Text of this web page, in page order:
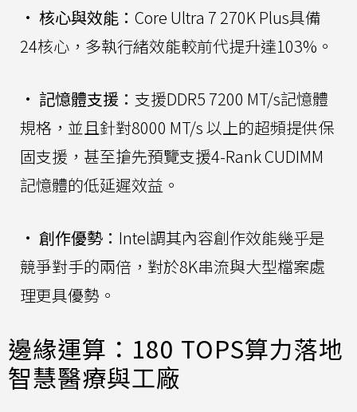
• 核心與效能： Core Ultra 7 270K Plus具備
24核心，多執行緒效能較前代提升達103%。
• 記憶體支援： 支援DDR5 7200 MT/s記憶體
規格，並且針對8000 MT/s 以上的超頻提供保
固支援，甚至搶先預覽支援4-Rank CUDIMM
記憶體的低延遲效益。
• 創作優勢： Intel調其內容創作效能幾乎是
競爭對手的兩倍，對於8K串流與大型檔案處
理更具優勢。
邊緣運算：180 TOPS算力落地
智慧醫療與工廠